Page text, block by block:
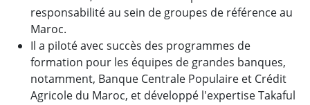
responsabilité au sein de groupes de référence au
Maroc.
Il a piloté avec succès des programmes de
formation pour les équipes de grandes banques,
notamment, Banque Centrale Populaire et Crédit
Agricole du Maroc, et développé l'expertise Takaful